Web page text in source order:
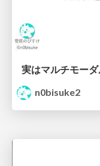
n0bisuke2